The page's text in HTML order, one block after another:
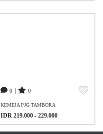
0 0
KEMEJA PJG TAMBORA
IDR 219.000 - 229.000